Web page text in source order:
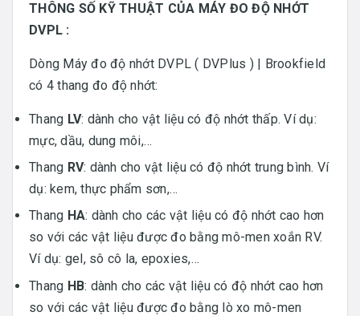
THÔNG SỐ KỸ THUẬT CỦA MÁY ĐO ĐỘ NHỚT
DVPL :
Dòng Máy đo độ nhớt DVPL ( DVPlus ) | Brookfield
có 4 thang đo độ nhớt:
Thang LV: dành cho vật liệu có độ nhớt thấp. Ví dụ:
mực, dầu, dung môi,…
Thang RV: dành cho vật liệu có độ nhớt trung bình. Ví
dụ: kem, thực phẩm sơn,…
Thang HA: dành cho các vật liệu có độ nhớt cao hơn
so với các vật liệu được đo bằng mô-men xoắn RV.
Ví dụ: gel, sô cô la, epoxies,…
Thang HB: dành cho các vật liệu có độ nhớt cao hơn
so với các vật liệu được đo bằng lò xo mô-men